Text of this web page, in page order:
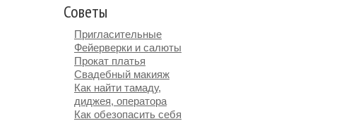
Советы
Пригласительные
Фейерверки и салюты
Прокат платья
Свадебный макияж
Как найти тамаду,
диджея, оператора
Как обезопасить себя